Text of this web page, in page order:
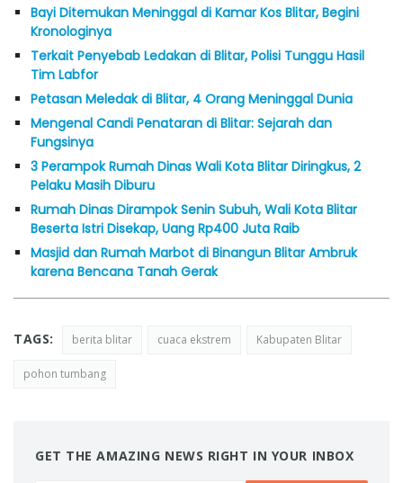
Bayi Ditemukan Meninggal di Kamar Kos Blitar, Begini
Kronologinya
Terkait Penyebab Ledakan di Blitar, Polisi Tunggu Hasil
Tim Labfor
Petasan Meledak di Blitar, 4 Orang Meninggal Dunia
Mengenal Candi Penataran di Blitar: Sejarah dan
Fungsinya
3 Perampok Rumah Dinas Wali Kota Blitar Diringkus, 2
Pelaku Masih Diburu
Rumah Dinas Dirampok Senin Subuh, Wali Kota Blitar
Beserta Istri Disekap, Uang Rp400 Juta Raib
Masjid dan Rumah Marbot di Binangun Blitar Ambruk
karena Bencana Tanah Gerak
TAGS: berita blitar cuaca ekstrem Kabupaten Blitar
pohon tumbang
GET THE AMAZING NEWS RIGHT IN YOUR INBOX